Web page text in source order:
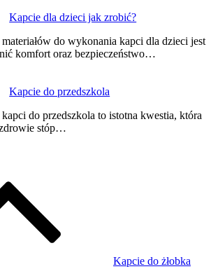
Kapcie dla dzieci jak zrobić?
do wykonania kapci dla dzieci jest
komfort oraz bezpieczeństwo…
Kapcie do przedszkola
do przedszkola to istotna kwestia, która
stóp…
Kapcie do żłobka